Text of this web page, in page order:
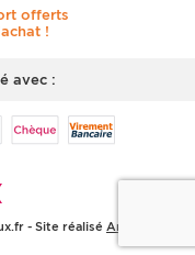
offerts
!
avec :
- Site réalisé Arobases